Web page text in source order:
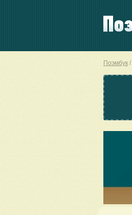
Поэмбук